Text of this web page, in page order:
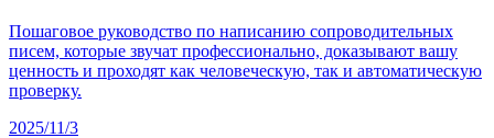
Пошаговое руководство по написанию сопроводительных
писем, которые звучат профессионально, доказывают вашу
ценность и проходят как человеческую, так и автоматическую
проверку.
2025/11/3